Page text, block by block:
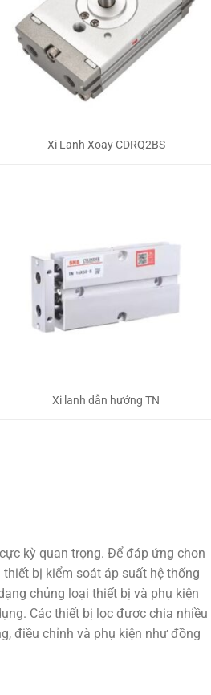
Xi Lanh Xoay CDRQ2BS
Xi lanh dẫn hướng TN
kỳ quan trọng. Để đáp ứng chon
bị kiểm soát áp suất hệ thống
chủng loại thiết bị và phụ kiện
Các thiết bị lọc được chia nhiều
điều chỉnh và phụ kiện như đồng